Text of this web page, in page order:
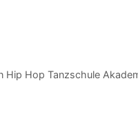
Hop Tanzschule